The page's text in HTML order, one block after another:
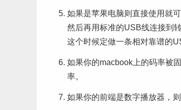
如果是苹果电脑则直接使用就
然后再用标准的USB线连接到
这个时候定做一条相对靠谱的
如果你的macbook上的码率被
率。
如果你的前端是数字播放器，